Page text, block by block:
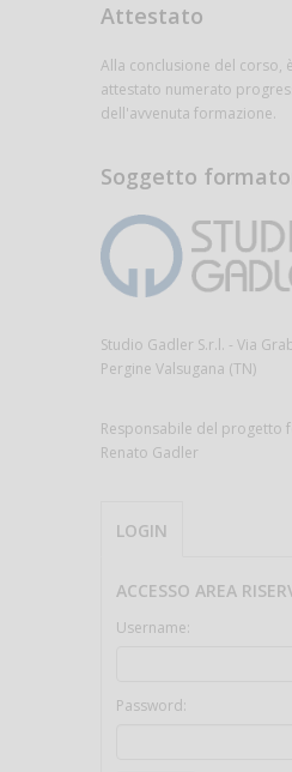
Attestato
Alla conclusione del corso,
attestato numerato
dell'avvenuta formazione.
Soggetto
Studio Gadler S.r.l. - Via
Pergine Valsugana (TN)
Responsabile del progetto
Renato Gadler
LOGIN
ACCESSO AREA
Username:
Password: